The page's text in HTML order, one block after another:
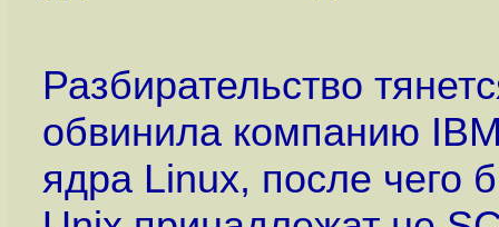
Разбирательство
обвинила компанию
ядра Linux, после чего